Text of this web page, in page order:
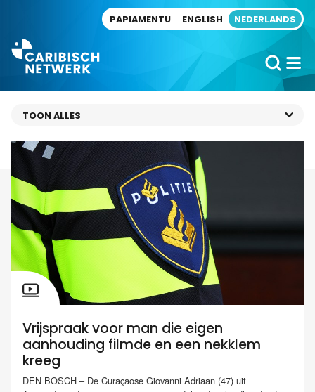
PAPIAMENTU ENGLISH NEDERLANDS
Vrijspraak voor man die eigen
aanhouding filmde en een nekklem
kreeg
DEN BOSCH – De Curaçaose Giovanni Adriaan (47) uit